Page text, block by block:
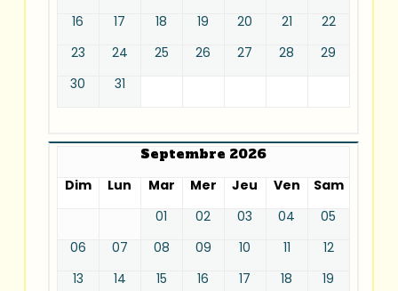
16
17 18 19 20 21
22
23
24 25 26 27 28
29
30
31
Septembre 2026
Dim
Lun Mar Mer Jeu Ven
Sam
01
02 03 04
05
06
07 08 09 10 11
12
13
14 15 16 17 18
19